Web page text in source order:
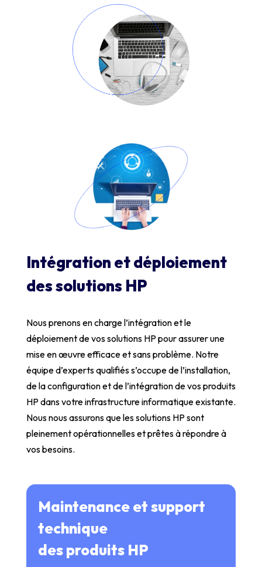
Intégration et déploiement
des solutions HP
Nous prenons en charge l’intégration et le
déploiement de vos solutions HP pour assurer une
mise en œuvre efficace et sans problème. Notre
équipe d’experts qualifiés s’occupe de l’installation,
de la configuration et de l’intégration de vos produits
HP dans votre infrastructure informatique existante.
Nous nous assurons que les solutions HP sont
pleinement opérationnelles et prêtes à répondre à
vos besoins.
Maintenance et support
technique
des produits HP